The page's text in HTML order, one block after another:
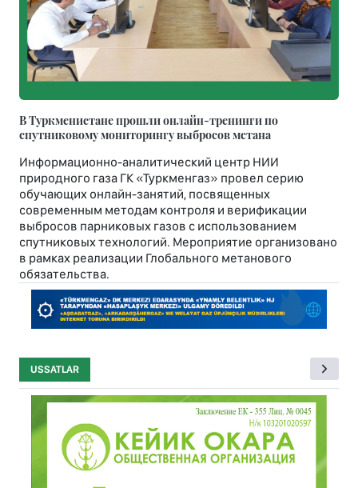
В Туркменистане прошли онлайн-тренинги по
спутниковому мониторингу выбросов метана
Информационно-аналитический центр НИИ
природного газа ГК «Туркменгаз» провел серию
обучающих онлайн-занятий, посвященных
современным методам контроля и верификации
выбросов парниковых газов с использованием
спутниковых технологий. Мероприятие организовано
в рамках реализации Глобального метанового
обязательства.
USSATLAR